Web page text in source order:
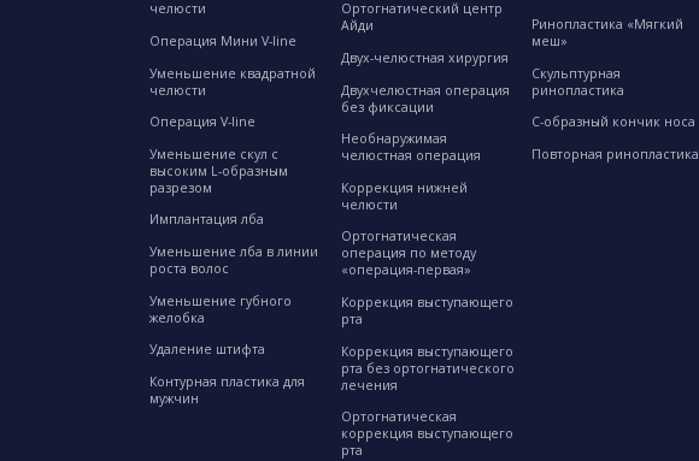
челюсти
Операция Мини V-line
Уменьшение квадратной
челюсти
Операция V-line
Уменьшение скул с
высоким L-образным
разрезом
Имплантация лба
Уменьшение лба в линии
роста волос
Уменьшение губного
желобка
Удаление штифта
Контурная пластика для
мужчин
Ортогнатический центр
Айди
Двух-челюстная хирургия
Двухчелюстная операция
без фиксации
Необнаружимая
челюстная операция
Коррекция нижней
челюсти
Ортогнатическая
операция по методу
«операция-первая»
Коррекция выступающего
рта
Коррекция выступающего
рта без ортогнатического
лечения
Ортогнатическая
коррекция выступающего
рта
Риноплаcтика «Мягкий
меш»
Скульптурная
ринопластика
C-образный кончик носа
Повторная ринопластика